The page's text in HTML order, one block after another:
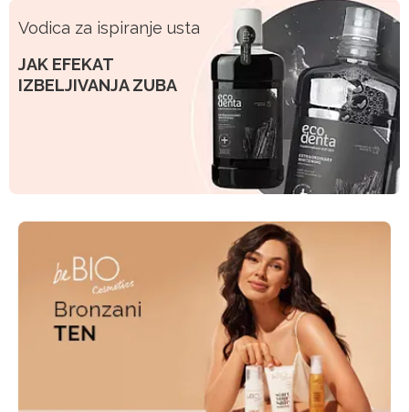
Vodica za ispiranje usta
JAK EFEKAT
IZBELJIVANJA ZUBA